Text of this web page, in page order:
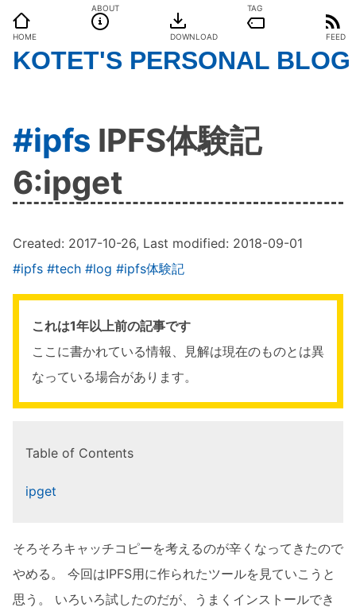
HOME
ABOUT
DOWNLOAD
TAG
FEED
KOTET'S PERSONAL BLOG
#ipfs IPFS体験記
6:ipget
Created: 2017-10-26, Last modified: 2018-09-01
#ipfs #tech #log #ipfs体験記
これは1年以上前の記事です
ここに書かれている情報、見解は現在のものとは異
なっている場合があります。
Table of Contents
ipget
そろそろキャッチコピーを考えるのが辛くなってきたので
やめる。 今回はIPFS用に作られたツールを見ていこうと
思う。 いろいろ試したのだが、うまくインストールでき